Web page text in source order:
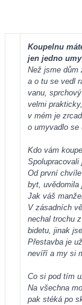
Koupelnu
jen jedno
Než jsme dům
a o tu se vedl
vanu,
velmi
v mém je
o umyvadlo se
Kdo vám
Spolupracovali
Od první
byt, uvědomila
Jak váš
V zásadních
nechal trochu
bidetu, jinak
Přestavba je
nevíří a my si
Co si pod tím
Na všechna
pak stéká po